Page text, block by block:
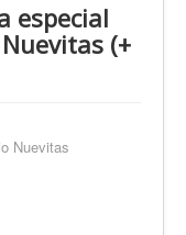
especial
(+
Nuevitas